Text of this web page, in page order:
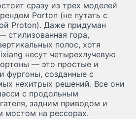
сразу из трех моделей
Porton (не путать с
Proton). Даже придуман
стилизованная гора,
полос, хотя
несут четырехлучевую
— это простые и
фургоны, созданные с
нехитрых решений. Все они
с продольным
задним приводом и
мостом на рессорах.